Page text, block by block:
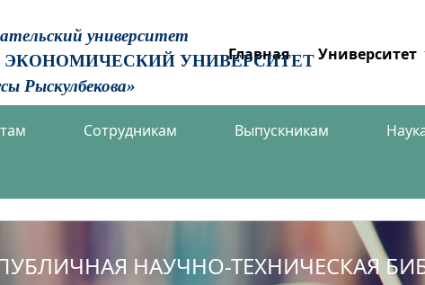
университет
ЭКОНОМИЧЕСКИЙ УНИВЕРСИТЕТ
Рыскулбекова»
Главная Университет
Сотрудникам Выпускникам
НАУЧНО-ТЕХНИЧЕСКАЯ